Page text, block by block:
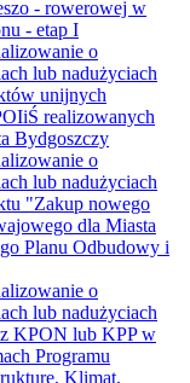
- rowerowej w
- etap I
o
lub nadużyciach
unijnych
realizowanych
Bydgoszczy
o
lub nadużyciach
"Zakup nowego
dla Miasta
Planu Odbudowy i
o
lub nadużyciach
KPON lub KPP w
Programu
Klimat,